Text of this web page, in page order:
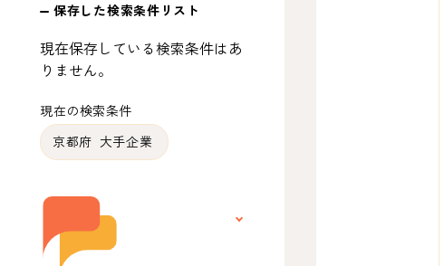
保存した検索条件リスト
現在保存している検索条件はあ
りません。
現在の検索条件
京都府 大手企業